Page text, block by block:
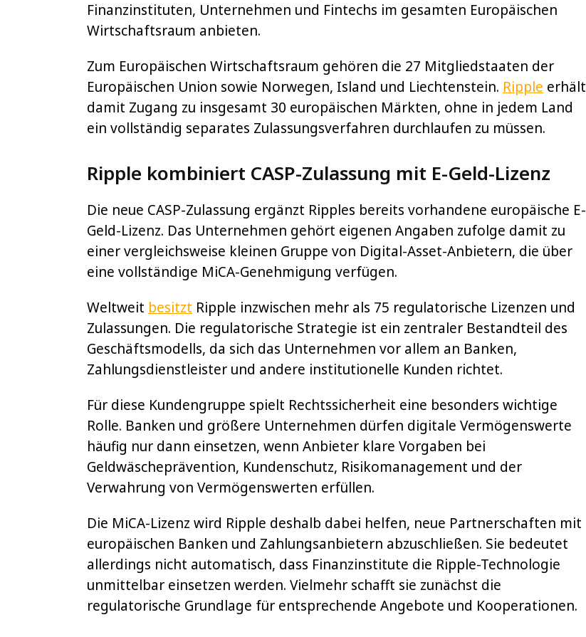
Finanzinstituten, Unternehmen und Fintechs im gesamten Europäischen
Wirtschaftsraum anbieten.
Zum Europäischen Wirtschaftsraum gehören die 27 Mitgliedstaaten der
Europäischen Union sowie Norwegen, Island und Liechtenstein. Ripple erhält
damit Zugang zu insgesamt 30 europäischen Märkten, ohne in jedem Land
ein vollständig separates Zulassungsverfahren durchlaufen zu müssen.
Ripple kombiniert CASP-Zulassung mit E-Geld-Lizenz
Die neue CASP-Zulassung ergänzt Ripples bereits vorhandene europäische E-
Geld-Lizenz. Das Unternehmen gehört eigenen Angaben zufolge damit zu
einer vergleichsweise kleinen Gruppe von Digital-Asset-Anbietern, die über
eine vollständige MiCA-Genehmigung verfügen.
Weltweit besitzt Ripple inzwischen mehr als 75 regulatorische Lizenzen und
Zulassungen. Die regulatorische Strategie ist ein zentraler Bestandteil des
Geschäftsmodells, da sich das Unternehmen vor allem an Banken,
Zahlungsdienstleister und andere institutionelle Kunden richtet.
Für diese Kundengruppe spielt Rechtssicherheit eine besonders wichtige
Rolle. Banken und größere Unternehmen dürfen digitale Vermögenswerte
häufig nur dann einsetzen, wenn Anbieter klare Vorgaben bei
Geldwäscheprävention, Kundenschutz, Risikomanagement und der
Verwahrung von Vermögenswerten erfüllen.
Die MiCA-Lizenz wird Ripple deshalb dabei helfen, neue Partnerschaften mit
europäischen Banken und Zahlungsanbietern abzuschließen. Sie bedeutet
allerdings nicht automatisch, dass Finanzinstitute die Ripple-Technologie
unmittelbar einsetzen werden. Vielmehr schafft sie zunächst die
regulatorische Grundlage für entsprechende Angebote und Kooperationen.